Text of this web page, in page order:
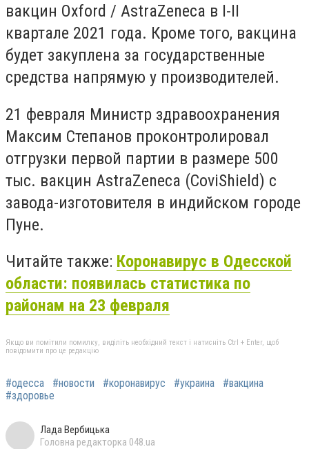
вакцин Oxford / AstraZeneca в I-II
квартале 2021 года. Кроме того, вакцина
будет закуплена за государственные
средства напрямую у производителей.
21 февраля Министр здравоохранения
Максим Степанов проконтролировал
отгрузки первой партии в размере 500
тыс. вакцин AstraZeneca (CoviShield) с
завода-изготовителя в индийском городе
Пуне.
Читайте также: Коронавирус в Одесской
области: появилась статистика по
районам на 23 февраля
Якщо ви помітили помилку, виділіть необхідний текст і натисніть Ctrl + Enter, щоб
повідомити про це редакцію
#одесса #новости #коронавирус #украина
#вакцина
#здоровье
Лада Вербицька
Головна редакторка 048.ua